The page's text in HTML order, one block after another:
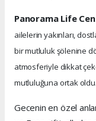
Panorama Life
ailelerin yakınları,
bir mutluluk şölenine
atmosferiyle dikkat
mutluluğuna ortak oldu.
Gecenin en özel